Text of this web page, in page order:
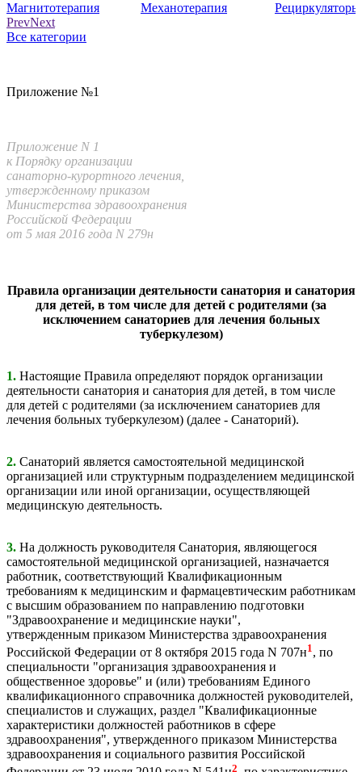
Магнитотерапия Механотерапия
Рециркуляторы
PrevNext
Все категории
Приложение №1
Приложение N 1
к Порядку организации
санаторно-курортного лечения,
утвержденному приказом
Министерства здравоохранения
Российской Федерации
от 5 мая 2016 года N 279н
Правила организации деятельности санатория и санатория
для детей, в том числе для детей с родителями (за
исключением санаториев для лечения больных
туберкулезом)
1. Настоящие Правила определяют порядок организации
деятельности санатория и санатория для детей, в том числе
для детей с родителями (за исключением санаториев для
лечения больных туберкулезом) (далее - Санаторий).
2. Санаторий является самостоятельной медицинской
организацией или структурным подразделением медицинской
организации или иной организации, осуществляющей
медицинскую деятельность.
3. На должность руководителя Санатория, являющегося
самостоятельной медицинской организацией, назначается
работник, соответствующий Квалификационным
требованиям к медицинским и фармацевтическим работникам
с высшим образованием по направлению подготовки
"Здравоохранение и медицинские науки",
утвержденным приказом Министерства здравоохранения
Российской Федерации от 8 октября 2015 года N 707н1, по
специальности "организация здравоохранения и
общественное здоровье" и (или) требованиям Единого
квалификационного справочника должностей руководителей,
специалистов и служащих, раздел "Квалификационные
характеристики должностей работников в сфере
здравоохранения", утвержденного приказом Министерства
здравоохранения и социального развития Российской
2